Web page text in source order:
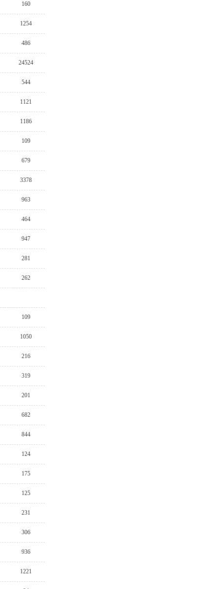
160
1254
486
24524
544
1121
1186
109
679
3378
963
464
947
281
262
109
1050
216
319
201
682
844
124
175
125
231
306
936
1221